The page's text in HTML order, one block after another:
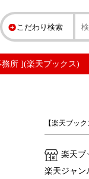
こだわり検索
所 ](楽天ブックス)
【楽天ブッ
楽天ブ
楽天ジャン